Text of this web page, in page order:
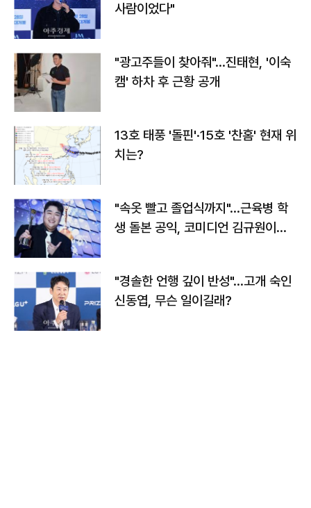
사람이었다"
"광고주들이 찾아줘"…진태현, '이숙
캠' 하차 후 근황 공개
13호 태풍 '돌핀'·15호 '찬홈' 현재 위
치는?
"속옷 빨고 졸업식까지"…근육병 학
생 돌본 공익, 코미디언 김규원이었
"경솔한 언행 깊이 반성"…고개 숙인
신동엽, 무슨 일이길래?